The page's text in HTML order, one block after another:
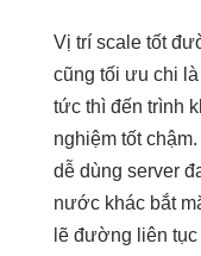
Vị trí scale tốt
cũng tối ưu chi
tức thì đến trình
nghiệm tốtchậm.
dễ dùng server
nước khác bắt
lẽ đường liên tục